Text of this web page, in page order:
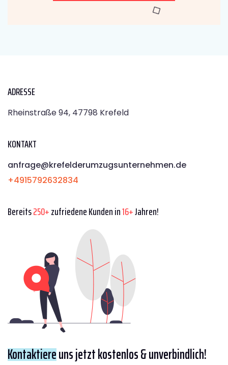
ADRESSE
Rheinstraße 94, 47798 Krefeld
KONTAKT
anfrage@krefelderumzugsunternehmen.de
+4915792632834
Bereits250+zufriedene Kunden in16+Jahren!
Kontaktiereuns jetzt kostenlos & unverbindlich!